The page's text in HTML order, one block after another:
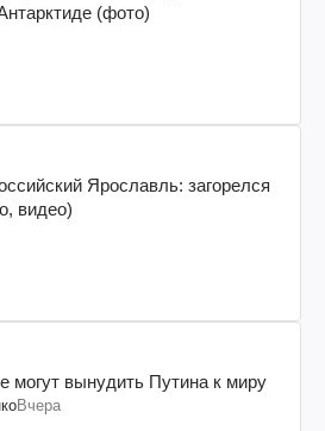
(фото)
Ярославль: загорелся
видео)
вынудить Путина к миру
Вчера